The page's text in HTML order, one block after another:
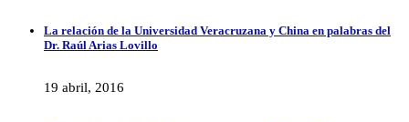
La relación de la Universidad Veracruzana y China en palabras del
Dr. Raúl Arias Lovillo
19 abril, 2016